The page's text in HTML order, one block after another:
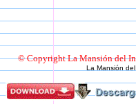
© Copyright La Mansión del
La Mansión